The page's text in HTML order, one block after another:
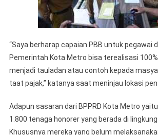
“Saya berharap capaian PBB untuk pegawai
Pemerintah Kota Metro bisa terealisasi
menjadi tauladan atau contoh kepada
taat pajak,” katanya saat meninjau lokasi
Adapun sasaran dari BPPRD Kota Metro
1.800 tenaga honorer yang berada di
Khususnya mereka yang belum